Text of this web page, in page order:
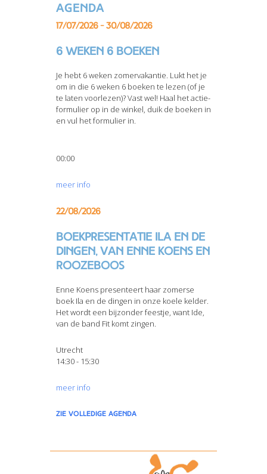
Agenda
17/07/2026 - 30/08/2026
6 weken 6 boeken
Je hebt 6 weken zomervakantie. Lukt het je
om in die 6 weken 6 boeken te lezen (of je
te laten voorlezen)? Vast wel! Haal het actie-
formulier op in de winkel, duik de boeken in
en vul het formulier in.
00:00
meer info
22/08/2026
Boekpresentatie Ila en de
dingen, van Enne Koens en
Roozeboos
Enne Koens presenteert haar zomerse
boek Ila en de dingen in onze koele kelder.
Het wordt een bijzonder feestje, want Ide,
van de band Fit komt zingen.
Utrecht
14:30 - 15:30
meer info
zie volledige agenda